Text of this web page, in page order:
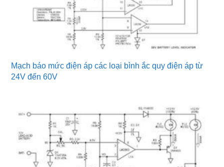
Mạch báo mức điện áp các loại bình ắc quy điện áp từ
24V đến 60V